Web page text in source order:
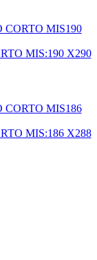
€.
MIS:190 X290
€. MIS:186 X288